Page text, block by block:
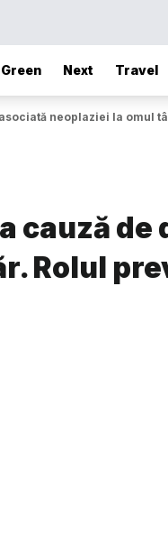
Green Next Travel
neoplaziei la omul
cauză de
Rolul